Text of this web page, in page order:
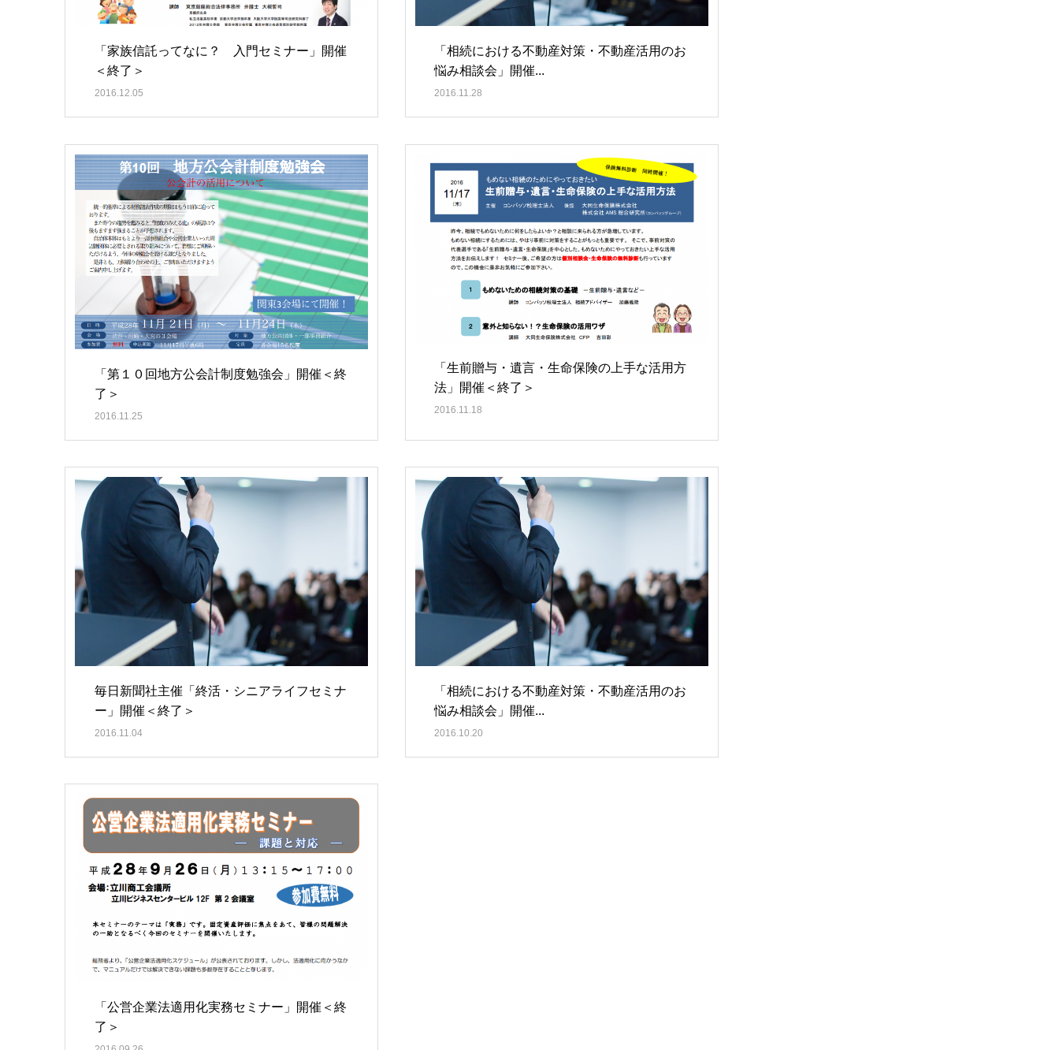
「家族信託ってなに？ 入門セミナー」開催
＜終了＞
2016.12.05
「相続における不動産対策・不動産活用のお
悩み相談会」開催...
2016.11.28
「第１０回地方公会計制度勉強会」開催＜終
了＞
2016.11.25
「生前贈与・遺言・生命保険の上手な活用方
法」開催＜終了＞
2016.11.18
毎日新聞社主催「終活・シニアライフセミナ
ー」開催＜終了＞
2016.11.04
「相続における不動産対策・不動産活用のお
悩み相談会」開催...
2016.10.20
「公営企業法適用化実務セミナー」開催＜終
了＞